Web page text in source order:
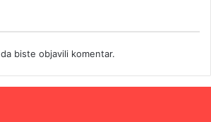
da biste objavili komentar.